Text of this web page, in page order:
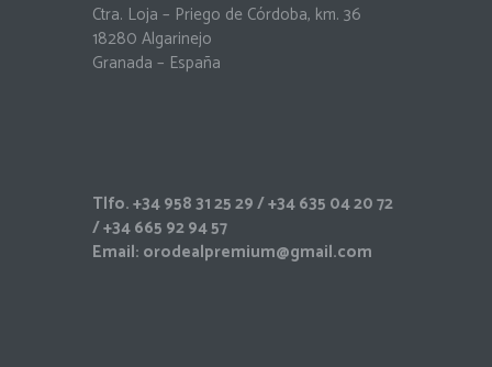
Ctra. Loja – Priego de Córdoba, km. 36
18280 Algarinejo
Granada – España
Tlfo.+34 958 31 25 29/+34 635 04 20 72
/+34 665 92 94 57
Email: orodealpremium@gmail.com